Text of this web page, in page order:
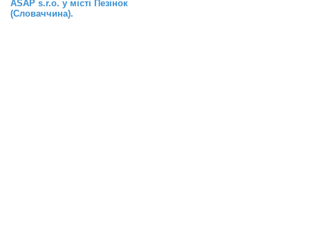
ASAP s.r.o. у місті Пезінок
(Словаччина).